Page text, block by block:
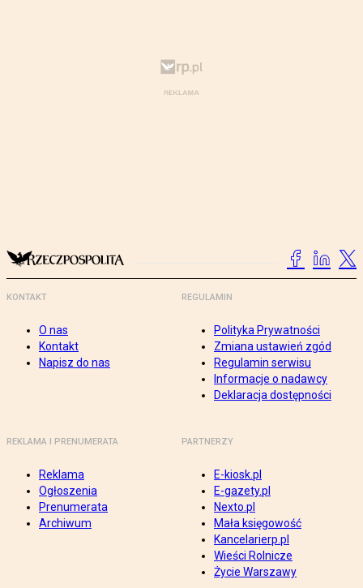
KONTAKT
O nas
Kontakt
Napisz do nas
REGULAMIN
Polityka Prywatności
Zmiana ustawień zgód
Regulamin serwisu
Informacje o nadawcy
Deklaracja dostępności
REKLAMA I PRENUMERATA
Reklama
Ogłoszenia
Prenumerata
Archiwum
PARTNERZY
E-kiosk.pl
E-gazety.pl
Nexto.pl
Mała księgowość
Kancelarierp.pl
Wieści Rolnicze
Życie Warszawy